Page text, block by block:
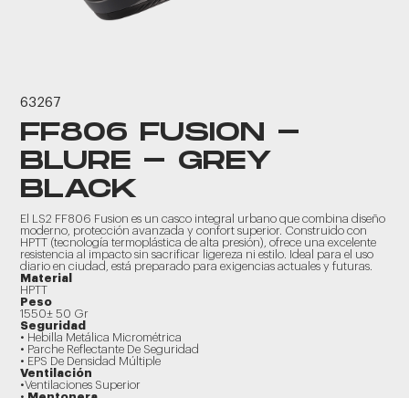
63267
FF806 FUSION -
BLURE - GREY
BLACK
El LS2 FF806 Fusion es un casco integral urbano que combina diseño
moderno, protección avanzada y confort superior. Construido con
HPTT (tecnología termoplástica de alta presión), ofrece una excelente
resistencia al impacto sin sacrificar ligereza ni estilo. Ideal para el uso
diario en ciudad, está preparado para exigencias actuales y futuras.
Material
HPTT
Peso
1550± 50 Gr
Seguridad
• Hebilla Metálica Micrométrica
• Parche Reflectante De Seguridad
• EPS De Densidad Múltiple
Ventilación
•Ventilaciones Superior